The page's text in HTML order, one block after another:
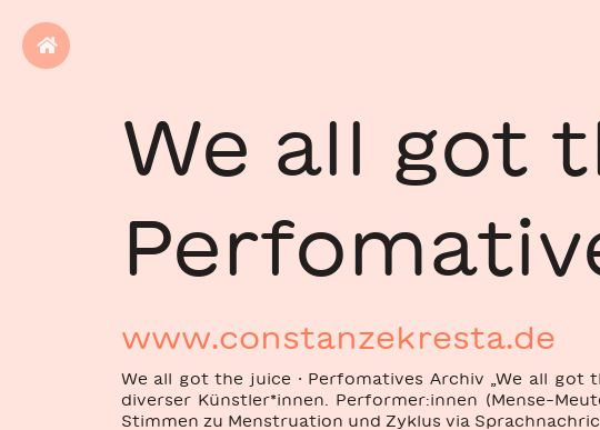
We all got
www.constanzekresta.de
We all got the juice · Perfomatives Archiv „We all
diverser Künstler*innen. Performer:innen (Mense-
Stimmen zu Menstruation und Zyklus via